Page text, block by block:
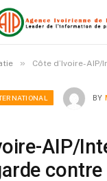
» Côte d’Ivoire-AIP/Inter/ L’ONU met en garde
BY
AIP/
contre